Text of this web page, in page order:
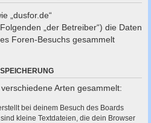
„dusfor.de“
„der Betreiber“) die Daten
Foren-Besuchs gesammelt
Arten gesammelt:
bei deinem Besuch des Boards
kleine Textdateien, die dein Browser